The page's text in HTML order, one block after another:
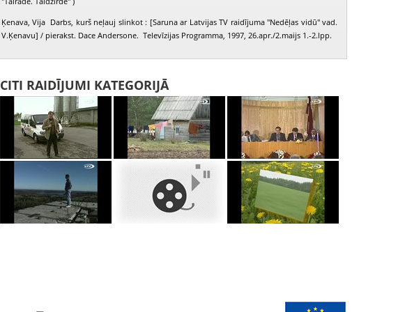
Ķenava, Vija Darbs, kurš neļauj slinkot : [Saruna ar Latvijas TV raidījuma "Nedēļas vidū" vad.
V.Ķenavu] / pierakst. Dace Andersone. Televīzijas Programma, 1997, 26.apr./2.maijs 1.-2.lpp.
CITI RAIDĪJUMI KATEGORIJĀ